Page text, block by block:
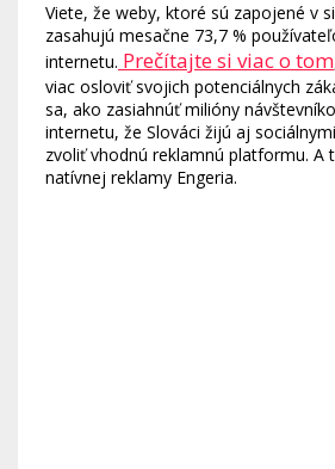
Viete, že weby, ktoré sú zapojené v
zasahujú mesačne 73,7 %
internetu. Prečítajte si viac o tom
viac osloviť svojich potenciálnych
sa, ako zasiahnúť milióny
internetu, že Slováci žijú aj
zvoliť vhodnú reklamnú platformu. A
natívnej reklamy Engeria.